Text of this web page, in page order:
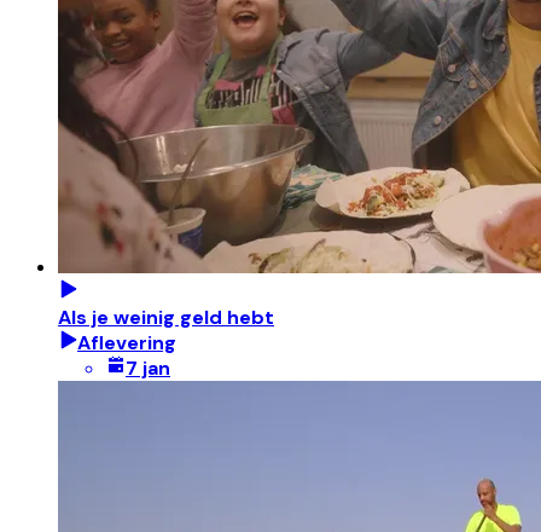
Als je weinig geld hebt
Aflevering
7 jan